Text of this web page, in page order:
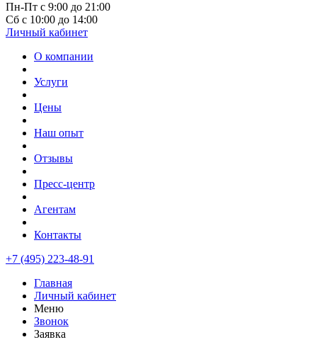
Пн-Пт с 9:00 до 21:00
Сб с 10:00 до 14:00
Личный кабинет
О компании
Услуги
Цены
Наш опыт
Отзывы
Пресс-центр
Агентам
Контакты
+7 (495) 223-48-91
Главная
Личный кабинет
Меню
Звонок
Заявка